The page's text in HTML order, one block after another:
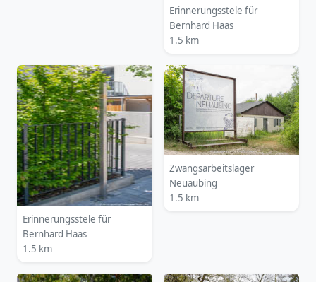
Erinnerungsstele für
Bernhard Haas
1.5 km
Erinnerungsstele für
Bernhard Haas
1.5 km
Zwangsarbeitslager
Neuaubing
1.5 km